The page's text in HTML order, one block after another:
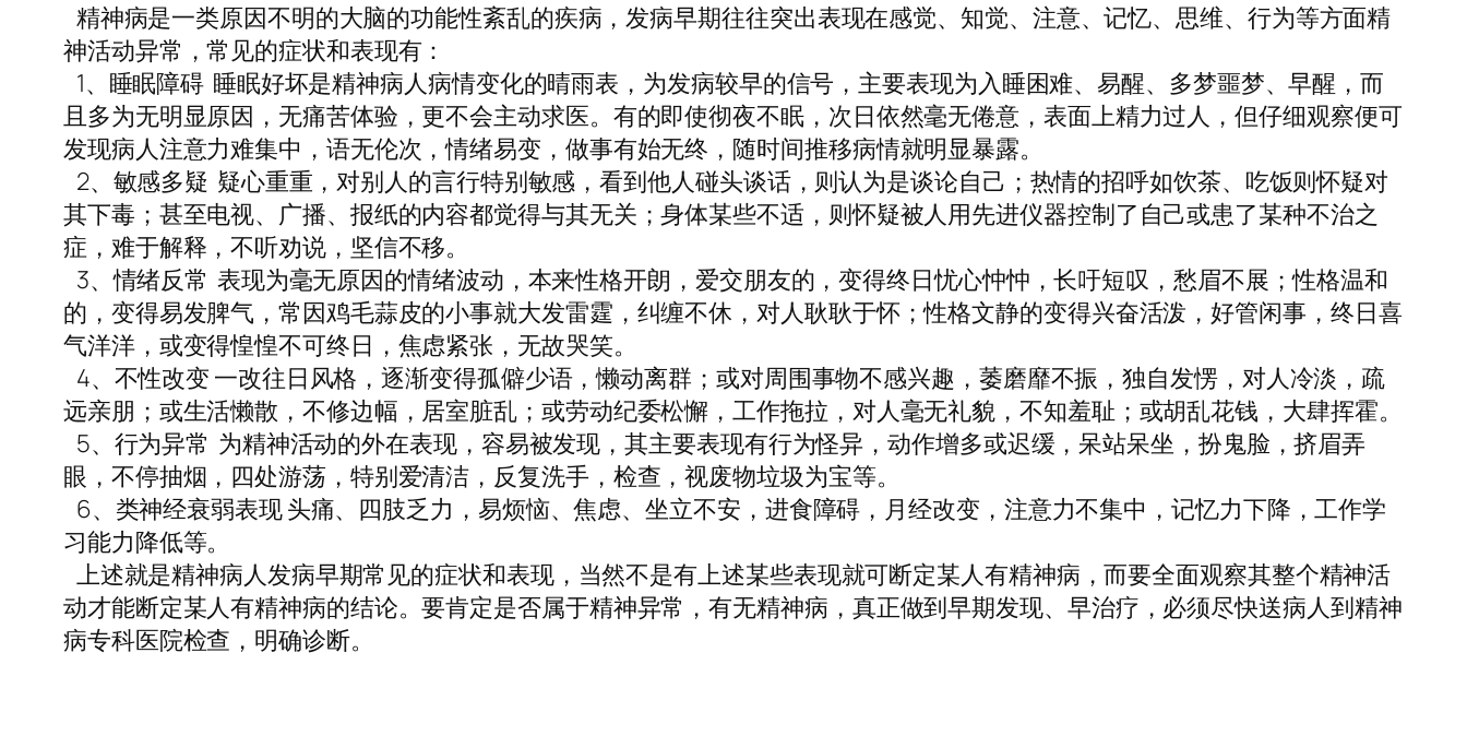
精神病是一类原因不明的大脑的功能性紊乱的疾病，发病早期往往突出表现在感觉、知觉、注意、记忆、思维、行为等方面精
神活动异常，常见的症状和表现有：
1、睡眠障碍 睡眠好坏是精神病人病情变化的晴雨表，为发病较早的信号，主要表现为入睡困难、易醒、多梦噩梦、早醒，而
且多为无明显原因，无痛苦体验，更不会主动求医。有的即使彻夜不眠，次日依然毫无倦意，表面上精力过人，但仔细观察便可
发现病人注意力难集中，语无伦次，情绪易变，做事有始无终，随时间推移病情就明显暴露。
2、敏感多疑 疑心重重，对别人的言行特别敏感，看到他人碰头谈话，则认为是谈论自己；热情的招呼如饮茶、吃饭则怀疑对
其下毒；甚至电视、广播、报纸的内容都觉得与其无关；身体某些不适，则怀疑被人用先进仪器控制了自己或患了某种不治之
症，难于解释，不听劝说，坚信不移。
3、情绪反常 表现为毫无原因的情绪波动，本来性格开朗，爱交朋友的，变得终日忧心忡忡，长吁短叹，愁眉不展；性格温和
的，变得易发脾气，常因鸡毛蒜皮的小事就大发雷霆，纠缠不休，对人耿耿于怀；性格文静的变得兴奋活泼，好管闲事，终日喜
气洋洋，或变得惶惶不可终日，焦虑紧张，无故哭笑。
4、不性改变 一改往日风格，逐渐变得孤僻少语，懒动离群；或对周围事物不感兴趣，萎磨靡不振，独自发愣，对人冷淡，疏
远亲朋；或生活懒散，不修边幅，居室脏乱；或劳动纪委松懈，工作拖拉，对人毫无礼貌，不知羞耻；或胡乱花钱，大肆挥霍。
5、行为异常 为精神活动的外在表现，容易被发现，其主要表现有行为怪异，动作增多或迟缓，呆站呆坐，扮鬼脸，挤眉弄
眼，不停抽烟，四处游荡，特别爱清洁，反复洗手，检查，视废物垃圾为宝等。
6、类神经衰弱表现 头痛、四肢乏力，易烦恼、焦虑、坐立不安，进食障碍，月经改变，注意力不集中，记忆力下降，工作学
习能力降低等。
上述就是精神病人发病早期常见的症状和表现，当然不是有上述某些表现就可断定某人有精神病，而要全面观察其整个精神活
动才能断定某人有精神病的结论。要肯定是否属于精神异常，有无精神病，真正做到早期发现、早治疗，必须尽快送病人到精神
病专科医院检查，明确诊断。